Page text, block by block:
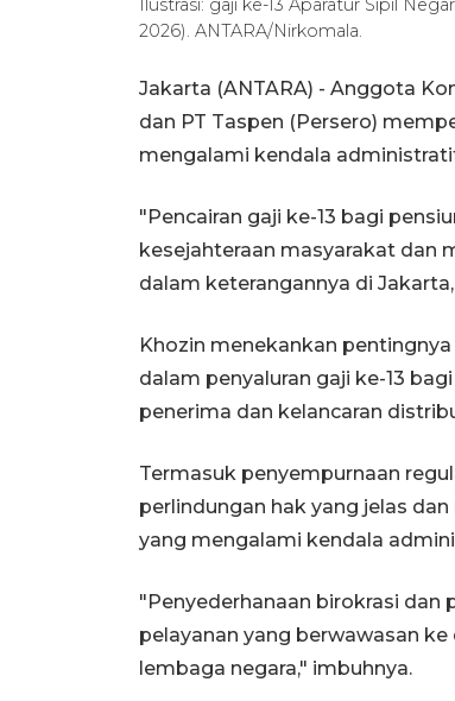
Ilustrasi: gaji ke-13 Aparatur Sipil
2026). ANTARA/Nirkomala.
Jakarta (ANTARA) - Anggota
dan PT Taspen (Persero)
mengalami kendala
"Pencairan gaji ke-13 bagi
kesejahteraan masyarakat dan
dalam keterangannya di
Khozin menekankan
dalam penyaluran gaji ke-13
penerima dan kelancaran
Termasuk penyempurnaan
perlindungan hak yang jelas
yang mengalami kendala
"Penyederhanaan birokrasi
pelayanan yang berwawasan
lembaga negara," imbuhnya.